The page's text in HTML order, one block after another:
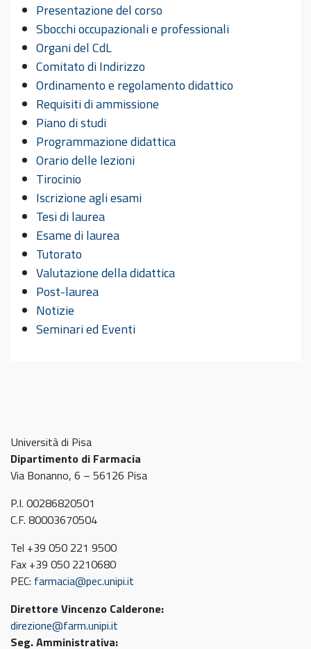
Presentazione del corso
Sbocchi occupazionali e professionali
Organi del CdL
Comitato di Indirizzo
Ordinamento e regolamento didattico
Requisiti di ammissione
Piano di studi
Programmazione didattica
Orario delle lezioni
Tirocinio
Iscrizione agli esami
Tesi di laurea
Esame di laurea
Tutorato
Valutazione della didattica
Post-laurea
Notizie
Seminari ed Eventi
Università di Pisa
Dipartimento di Farmacia
Via Bonanno, 6 – 56126 Pisa
P.I. 00286820501
C.F. 80003670504
Tel +39 050 221 9500
Fax +39 050 2210680
PEC: farmacia@pec.unipi.it
Direttore Vincenzo Calderone:
direzione@farm.unipi.it
Seg. Amministrativa: